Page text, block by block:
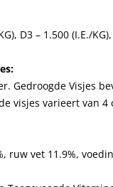
D3 – 1.500 (I.E./
Gedroogde Visjes
visjes varieert van 4
ruw vet 11.9%,